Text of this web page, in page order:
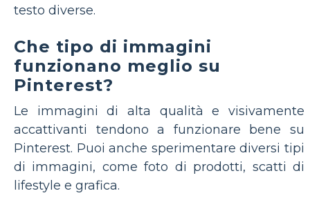
testo diverse.
Che tipo di immagini
funzionano meglio su
Pinterest?
Le immagini di alta qualità e visivamente
accattivanti tendono a funzionare bene su
Pinterest. Puoi anche sperimentare diversi tipi
di immagini, come foto di prodotti, scatti di
lifestyle e grafica.